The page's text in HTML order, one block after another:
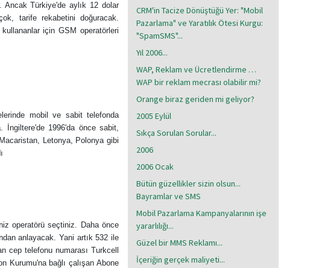
Ancak Türkiye'de aylık 12 dolar
tarife rekabetini doğuracak.
için GSM operatörleri
mobil ve sabit telefonda
İngiltere'de 1996'da önce sabit,
Letonya, Polonya gibi
operatörü seçtiniz. Daha önce
anlayacak. Yani artık 532 ile
cep telefonu numarası Turkcell
Kurumu'na bağlı çalışan Abone
CRM'in Tacize Dönüştüğü Yer: "Mobil
Pazarlama" ve Yaratılık Ötesi Kurgu:
"SpamSMS"...
Yıl 2006...
WAP, Reklam ve Ücretlendirme …
WAP bir reklam mecrası olabilir mi?
Orange biraz geriden mi geliyor?
2005 Eylül
Sıkça Sorulan Sorular...
2006
2006 Ocak
Bütün güzellikler sizin olsun...
Bayramlar ve SMS
Mobil Pazarlama Kampanyalarının işe
yararlılığı...
Güzel bir MMS Reklamı...
İçeriğin gerçek maliyeti...